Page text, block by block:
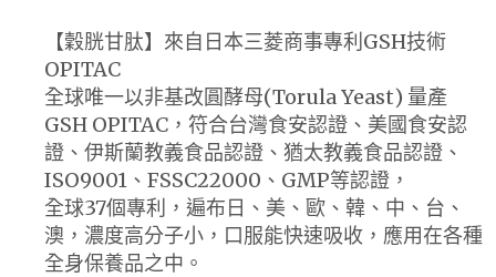
【穀胱甘肽】來自日本三菱商事專利GSH技術
OPITAC
全球唯一以非基改圓酵母(Torula Yeast) 量產
GSH OPITAC，符合台灣食安認證、美國食安認
證、伊斯蘭教義食品認證、猶太教義食品認證、
ISO9001、FSSC22000、GMP等認證，
全球37個專利，遍布日、美、歐、韓、中、台、
澳，濃度高分子小，口服能快速吸收，應用在各種
全身保養品之中。